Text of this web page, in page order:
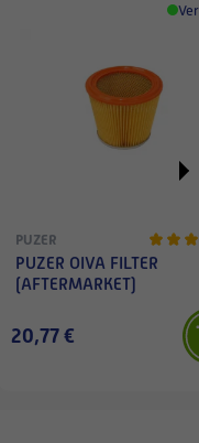
PUZER
PUZER OIVA FILTER
(AFTERMARKET)
20,77 €